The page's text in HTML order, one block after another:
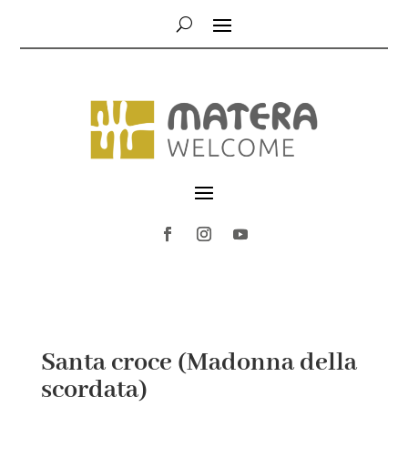
Santa croce (Madonna della
scordata)